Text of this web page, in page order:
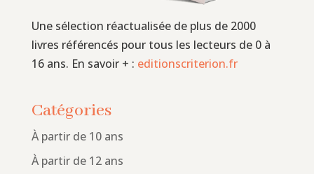
Une sélection réactualisée de plus de 2000
livres référencés pour tous les lecteurs de 0 à
16 ans. En savoir + : editionscriterion.fr
Catégories
À partir de 10 ans
À partir de 12 ans